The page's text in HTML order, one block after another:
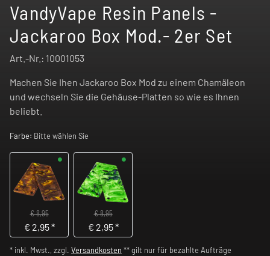
VandyVape Resin Panels -
Jackaroo Box Mod.- 2er Set
Art.-Nr.: 10001053
Machen Sie Ihen Jackaroo Box Mod zu einem Chamäleon
und wechseln Sie die Gehäuse-Platten so wie es Ihnen
beliebt.
Farbe: Bitte wählen Sie
€ 8,95
€ 2,95*
€ 8,95
€ 2,95*
* inkl. Mwst., zzgl. Versandkosten ** gilt nur für bezahlte Aufträge